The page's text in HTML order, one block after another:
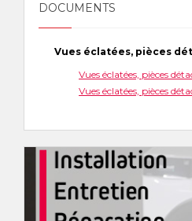
DOCUMENTS
Vues éclatées, pièces
Vues éclatées, pièces
Vues éclatées, pièces